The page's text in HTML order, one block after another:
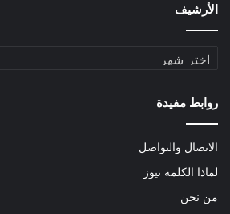
الأرشيف
الأرشيف
روابط مفيدة
الاتصال والتواصل
لماذا الكلمة نيوز
من نحن